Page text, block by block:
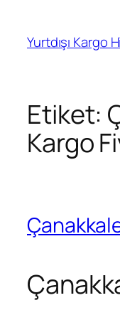
Yurtdışı Kargo
Etiket:
Kargo